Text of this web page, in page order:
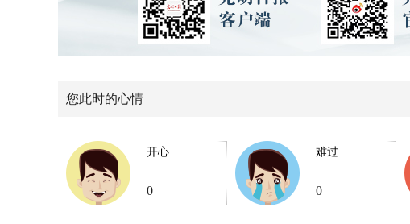
您此时的心情
开心
0
难过
0